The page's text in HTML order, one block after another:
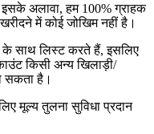
अलावा, हम 100% ग्राहक
में कोई जोखिम नहीं है।
साथ लिस्ट करते हैं, इसलिए
किसी अन्य खिलाड़ी/
सकता है।
मूल्य तुलना सुविधा प्रदान